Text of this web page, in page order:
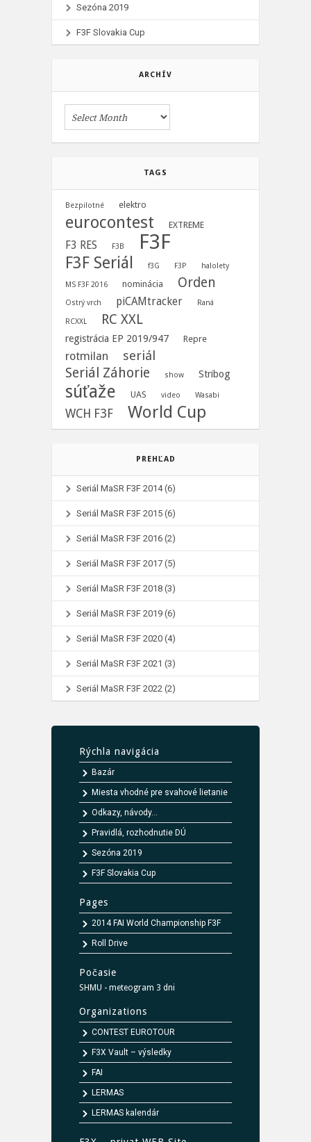
Sezóna 2019
F3F Slovakia Cup
ARCHÍV
TAGS
Bezpilotné elektro
eurocontest EXTREME
F3 RES F3B F3F
F3F Seriál f3G F3P halolety
MS F3F 2016 nominácia Orden
Ostrý vrch piCAMtracker Raná
RCXXL RC XXL
registrácia EP 2019/947 Repre
rotmilan seriál
Seriál Záhorie show Stribog
súťaže UAS video Wasabi
WCH F3F World Cup
PREHĽAD
Seriál MaSR F3F 2014(6)
Seriál MaSR F3F 2015 (6)
Seriál MaSR F3F 2016 (2)
Seriál MaSR F3F 2017 (5)
Seriál MaSR F3F 2018 (3)
Seriál MaSR F3F 2019 (6)
Seriál MaSR F3F 2020 (4)
Seriál MaSR F3F 2021 (3)
Seriál MaSR F3F 2022 (2)
Rýchla navigácia
Bazár
Miesta vhodné pre svahové lietanie
Odkazy, návody...
Pravidlá, rozhodnutie DÚ
Sezóna 2019
F3F Slovakia Cup
Pages
2014 FAI World Championship F3F
Roll Drive
Počasie
SHMU - meteogram 3 dni
Organizations
CONTEST EUROTOUR
F3X Vault – výsledky
FAI
LERMAS
LERMAS kalendár